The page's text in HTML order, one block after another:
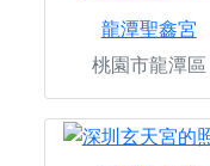
龍潭聖鑫宮
桃園市龍潭區